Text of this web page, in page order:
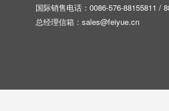
国际销售电话：0086-576-88155811 /
总经理信箱： sales@feiyue.cn